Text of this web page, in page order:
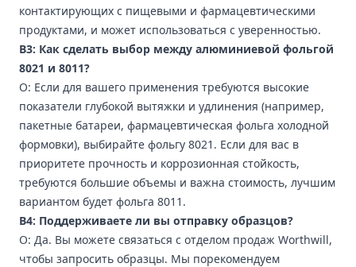
контактирующих с пищевыми и фармацевтическими
продуктами, и может использоваться с уверенностью.
В3: Как сделать выбор между алюминиевой фольгой
8021 и 8011?
О: Если для вашего применения требуются высокие
показатели глубокой вытяжки и удлинения (например,
пакетные батареи, фармацевтическая фольга холодной
формовки), выбирайте фольгу 8021. Если для вас в
приоритете прочность и коррозионная стойкость,
требуются большие объемы и важна стоимость, лучшим
вариантом будет фольга 8011.
В4: Поддерживаете ли вы отправку образцов?
О: Да. Вы можете связаться с отделом продаж Worthwill,
чтобы запросить образцы. Мы порекомендуем